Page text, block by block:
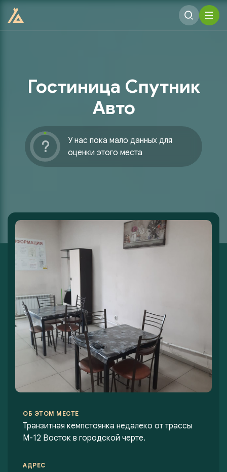
Гостиница Спутник
Авто
У нас пока мало данных для
оценки этого места
ОБ ЭТОМ МЕСТЕ
Транзитная кемпстоянка недалеко от трассы
М-12 Восток в городской черте.
АДРЕС